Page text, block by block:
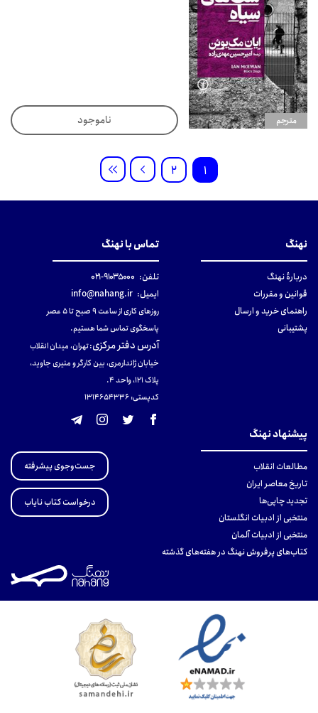
مترجم ناموجود
1
2
نهنگ
دربارهٔ نهنگ
قوانین و مقررات
راهنمای خرید و ارسال
پشتیبانی
تماس با نهنگ
تلفن: ۹۱۰۳۵۰۰۰-۰۲۱
ایمیل: info@nahang.ir
روزهای کاری از ساعت ۹ صبح تا ۵ عصر
پاسخگوی تماس شما هستیم.
آدرس دفتر مرکزی:تهران، میدان انقلاب
خیابان ژاندارمری، بین کارگر و منیری جاوید،
پلاک 121، واحد ۴.
کدپستی: 131465433۶
پیشنهاد نهنگ
مطالعات انقلاب
تاریخ معاصر ایران
تجدید چاپی‌ها
منتخبی از ادبیات انگلستان
منتخبی از ادبیات آلمان
کتاب‌های پرفروش نهنگ در هفته‌های گذشته
جست‌وجوی پیشرفته
درخواست کتاب نایاب